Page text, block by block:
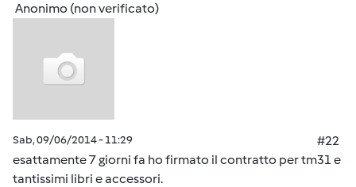
Anonimo (non verificato)
Sab, 09/06/2014 - 11:29
#22
esattamente 7 giorni fa ho firmato il contratto per tm31 e
tantissimi libri e accessori.